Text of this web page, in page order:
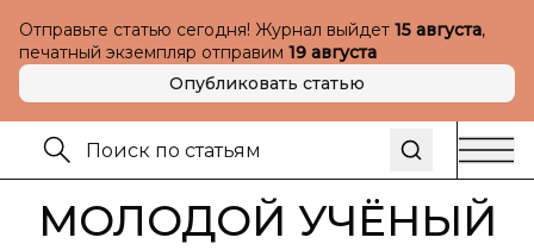
Отправьте статью сегодня! Журнал выйдет 15 августа,
печатный экземпляр отправим 19 августа
Опубликовать статью
МОЛОДОЙ УЧЁНЫЙ